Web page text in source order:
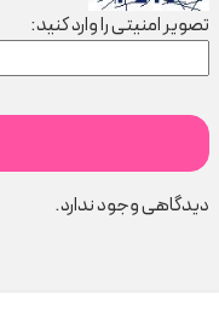
تصویر امنیتی را وارد کنید:
دیدگاهی وجود ندارد.